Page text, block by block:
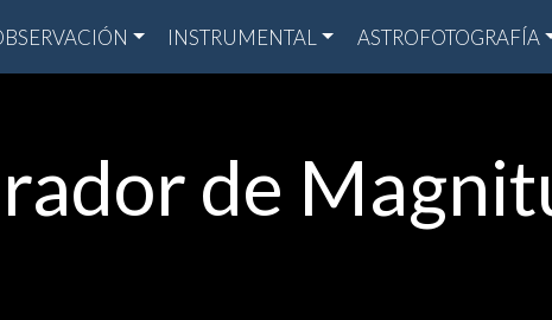
INSTRUMENTAL ASTROFOTOGRAFÍA
de